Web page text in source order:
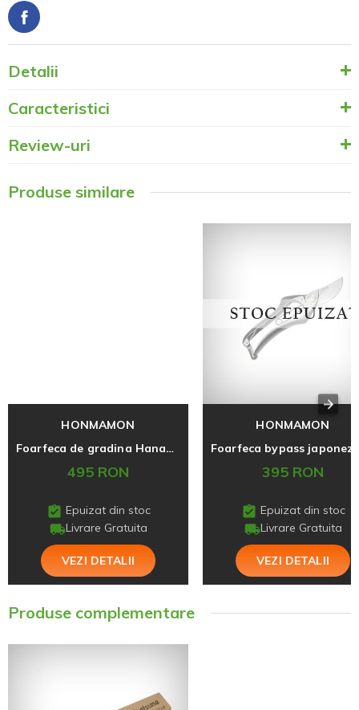
Detalii
Caracteristici
Review-uri
Produse similare
HONMAMON
Foarfeca de gradina Hanakumagawa Tip A 200 (M)
495 RON
Epuizat din stoc
Livrare Gratuita
VEZI DETALII
HONMAMON
395 RON
Epuizat din stoc
Livrare Gratuita
VEZI DETALII
Produse complementare